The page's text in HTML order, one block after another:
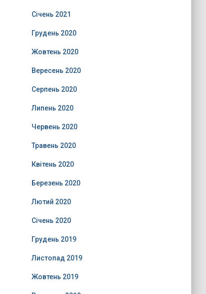
Січень 2021
Грудень 2020
Жовтень 2020
Вересень 2020
Серпень 2020
Липень 2020
Червень 2020
Травень 2020
Квітень 2020
Березень 2020
Лютий 2020
Січень 2020
Грудень 2019
Листопад 2019
Жовтень 2019